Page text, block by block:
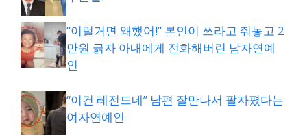
“이럴거면 왜했어!” 본인이 쓰라고 줘놓고 2
만원 긁자 아내에게 전화해버린 남자연예
인
“이건 레전드네” 남편 잘만나서 팔자폈다는
여자연예인